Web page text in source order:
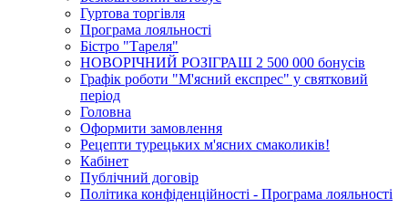
Гуртова торгівля
Програма лояльності
Бістро "Тареля"
НОВОРІЧНИЙ РОЗІГРАШ 2 500 000 бонусів
Графік роботи "М'ясний експрес" у святковий
період
Головна
Оформити замовлення
Рецепти турецьких м'ясних смаколиків!
Кабінет
Публічний договір
Політика конфіденційності - Програма лояльності